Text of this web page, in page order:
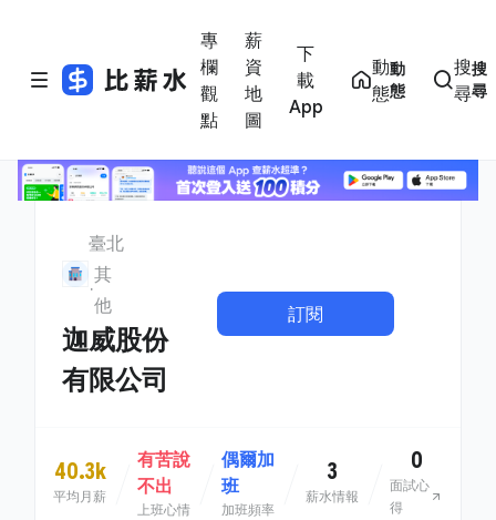
專
欄
觀
點
薪
資
地
圖
下
載
App
動
態
動
態
搜
尋
搜
尋
臺北
其
他
迦威股份
有限公司
訂閱
40.3k
平均月薪
有苦說
不出
上班心情
偶爾加
班
加班頻率
3
薪水情報
0
面試心
得